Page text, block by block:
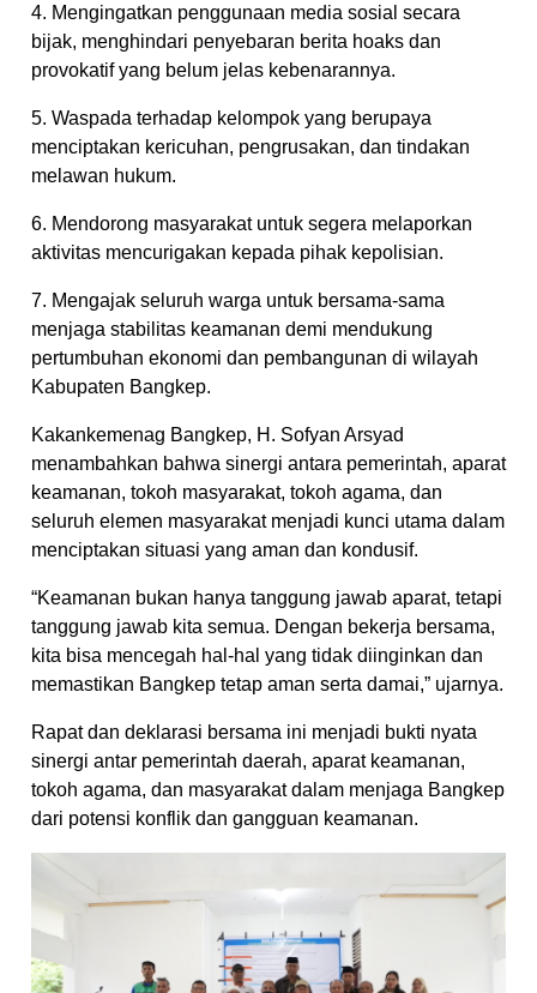
4. Mengingatkan penggunaan media sosial secara
bijak, menghindari penyebaran berita hoaks dan
provokatif yang belum jelas kebenarannya.
5. Waspada terhadap kelompok yang berupaya
menciptakan kericuhan, pengrusakan, dan tindakan
melawan hukum.
6. Mendorong masyarakat untuk segera melaporkan
aktivitas mencurigakan kepada pihak kepolisian.
7. Mengajak seluruh warga untuk bersama-sama
menjaga stabilitas keamanan demi mendukung
pertumbuhan ekonomi dan pembangunan di wilayah
Kabupaten Bangkep.
Kakankemenag Bangkep, H. Sofyan Arsyad
menambahkan bahwa sinergi antara pemerintah, aparat
keamanan, tokoh masyarakat, tokoh agama, dan
seluruh elemen masyarakat menjadi kunci utama dalam
menciptakan situasi yang aman dan kondusif.
“Keamanan bukan hanya tanggung jawab aparat, tetapi
tanggung jawab kita semua. Dengan bekerja bersama,
kita bisa mencegah hal-hal yang tidak diinginkan dan
memastikan Bangkep tetap aman serta damai,” ujarnya.
Rapat dan deklarasi bersama ini menjadi bukti nyata
sinergi antar pemerintah daerah, aparat keamanan,
tokoh agama, dan masyarakat dalam menjaga Bangkep
dari potensi konflik dan gangguan keamanan.